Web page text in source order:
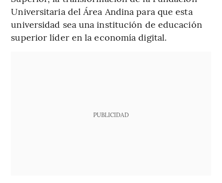
Universitaria del Área Andina para que esta
universidad sea una institución de educación
superior líder en la economía digital.
PUBLICIDAD